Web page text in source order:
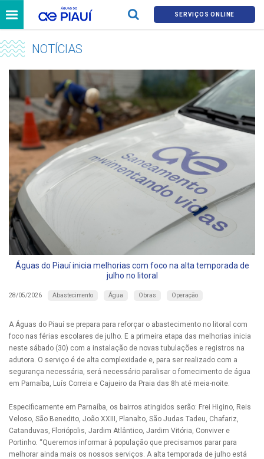
SERVIÇOS ONLINE
NOTÍCIAS
Águas do Piauí inicia melhorias com foco na alta temporada de
julho no litoral
28/05/2026 Abastecimento Água Obras Operação
A Águas do Piauí se prepara para reforçar o abastecimento no litoral com
foco nas férias escolares de julho. E a primeira etapa das melhorias inicia
neste sábado (30) com a instalação de novas tubulações e registros na
adutora. O serviço é de alta complexidade e, para ser realizado com a
segurança necessária, será necessário paralisar o fornecimento de água
em Parnaíba, Luís Correia e Cajueiro da Praia das 8h até meia-noite.
Especificamente em Parnaíba, os bairros atingidos serão: Frei Higino, Reis
Veloso, São Benedito, João XXIII, Planalto, São Judas Tadeu, Chafariz,
Catanduvas, Floriópolis, Jardim Atlântico, Jardim Vitória, Conviver e
Portinho. “Queremos informar à população que precisamos parar para
melhorar ainda mais os nossos serviços. A alta temporada de julho está